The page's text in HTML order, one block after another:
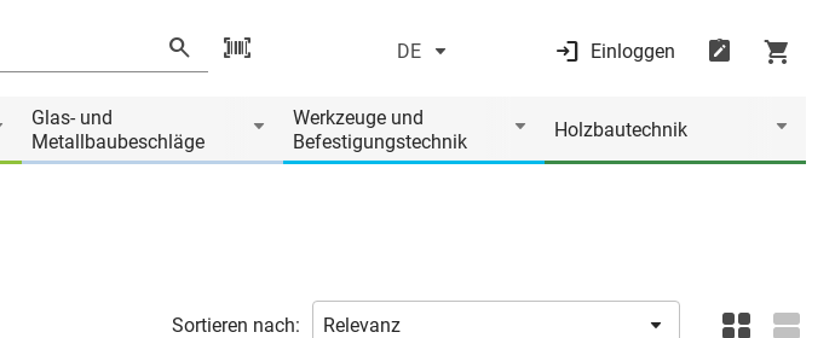
DE Einloggen
Glas- und
Metallbaubeschläge
Werkzeuge und
Befestigungstechnik
Holzbautechnik
Sortieren nach: